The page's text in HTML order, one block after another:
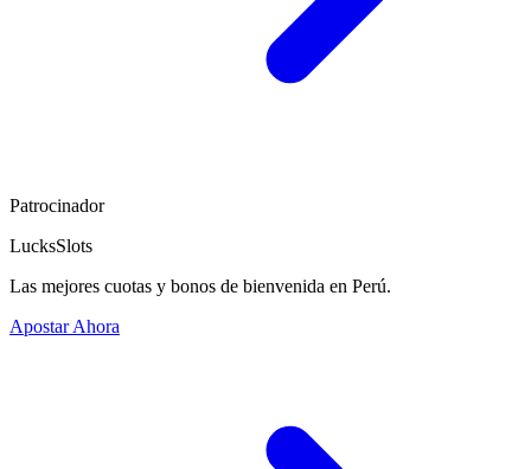
Patrocinador
LucksSlots
Las mejores cuotas y bonos de bienvenida en Perú.
Apostar Ahora